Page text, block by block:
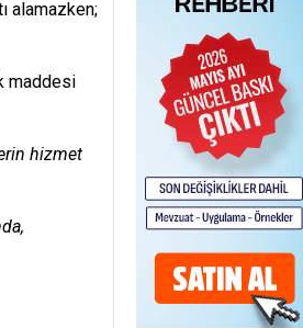
alamazken;
maddesi
hizmet